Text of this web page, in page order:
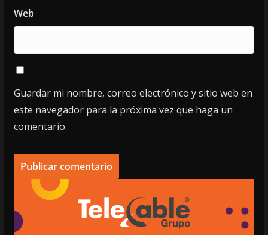
Web
Guardar mi nombre, correo electrónico y sitio web en
este navegador para la próxima vez que haga un
comentario.